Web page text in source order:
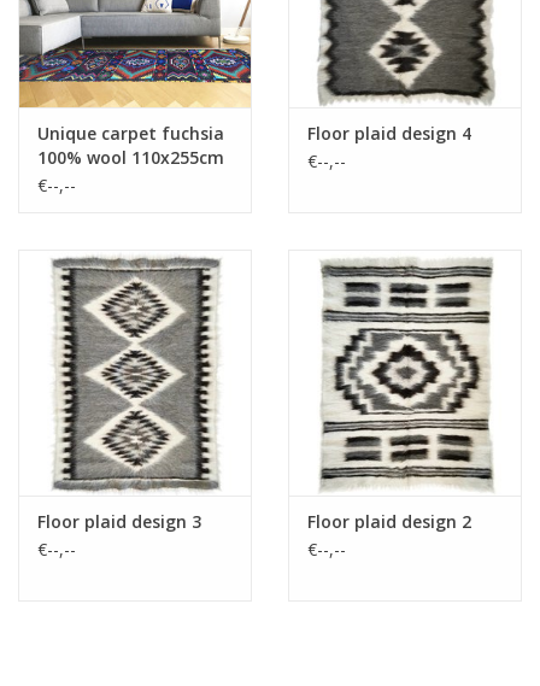
Unique carpet fuchsia
100% wool 110x255cm
(NEW)
€--,--
Floor plaid design 4
€--,--
Floor plaid design 3
€--,--
Floor plaid design 2
€--,--